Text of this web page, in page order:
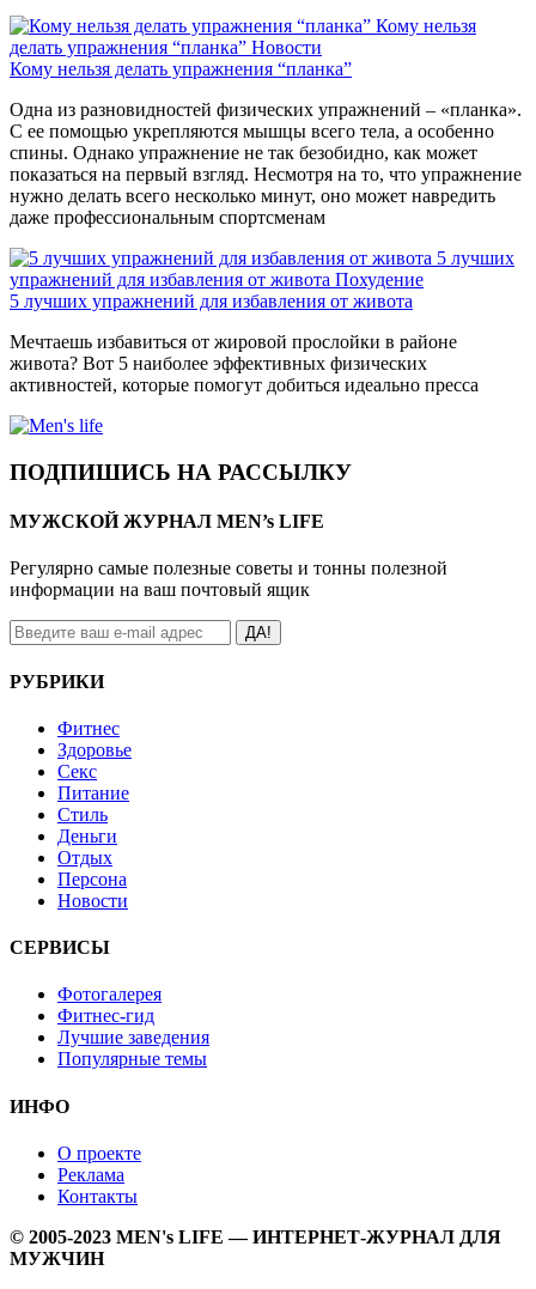
Кому нельзя
делать упражнения “планка” Новости
Кому нельзя делать упражнения “планка”
Одна из разновидностей физических упражнений – «планка».
С ее помощью укрепляются мышцы всего тела, а особенно
спины. Однако упражнение не так безобидно, как может
показаться на первый взгляд. Несмотря на то, что упражнение
нужно делать всего несколько минут, оно может навредить
даже профессиональным спортсменам
5 лучших
упражнений для избавления от живота Похудение
5 лучших упражнений для избавления от живота
Мечтаешь избавиться от жировой прослойки в районе
живота? Вот 5 наиболее эффективных физических
активностей, которые помогут добиться идеально пресса
ПОДПИШИСЬ НА РАССЫЛКУ
МУЖСКОЙ ЖУРНАЛ MEN’s LIFE
Регулярно самые полезные советы и тонны полезной
информации на ваш почтовый ящик
ДА!
РУБРИКИ
Фитнес
Здоровье
Секс
Питание
Стиль
Деньги
Отдых
Персона
Новости
СЕРВИСЫ
Фотогалерея
Фитнес-гид
Лучшие заведения
Популярные темы
ИНФО
О проекте
Реклама
Контакты
© 2005-2023 MEN's LIFE — ИНТЕРНЕТ-ЖУРНАЛ ДЛЯ
МУЖЧИН